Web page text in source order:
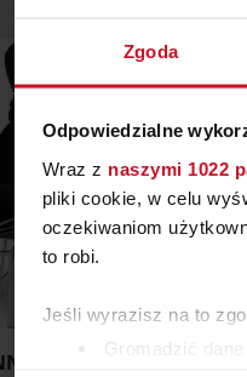
Zgoda
Odpowiedzialne
Wraz z naszymi 1022
pliki cookie, w celu
oczekiwaniom
to robi.
Jeśli wyrazisz na to
Gromadzić
BUJANY XZ